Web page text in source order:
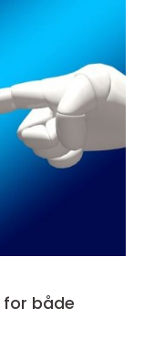
for både